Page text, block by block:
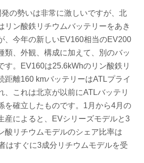
の勢いは非常に激しいですが、北
リン酸鉄リチウムバッテリーをあき
、今年の新しいEV160相当のEV200
類、外観、構成に加えて、別のバッ
す。EV160は25.6kWhのリン酸鉄リ
距離160 kmバッテリーはATLプライ
、これは北京が以前にATLバッテリ
を確立したものです。1月から4月の
産によると、EVシリーズモデルと3
酸リチウムモデルのシェア比率は
はすぐに3成分リチウムモデルを受